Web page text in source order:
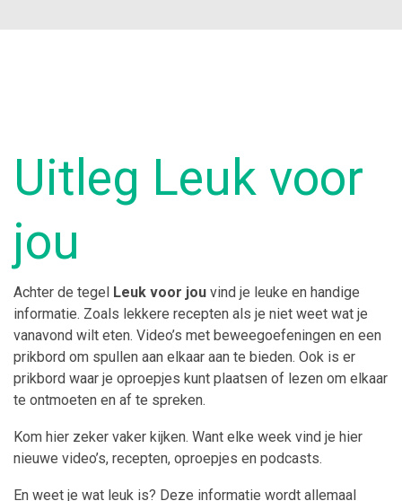
Uitleg Leuk voor
jou
Achter de tegel Leuk voor jou vind je leuke en handige
informatie. Zoals lekkere recepten als je niet weet wat je
vanavond wilt eten. Video’s met beweegoefeningen en een
prikbord om spullen aan elkaar aan te bieden. Ook is er
prikbord waar je oproepjes kunt plaatsen of lezen om elkaar
te ontmoeten en af te spreken.
Kom hier zeker vaker kijken. Want elke week vind je hier
nieuwe video’s, recepten, oproepjes en podcasts.
En weet je wat leuk is? Deze informatie wordt allemaal